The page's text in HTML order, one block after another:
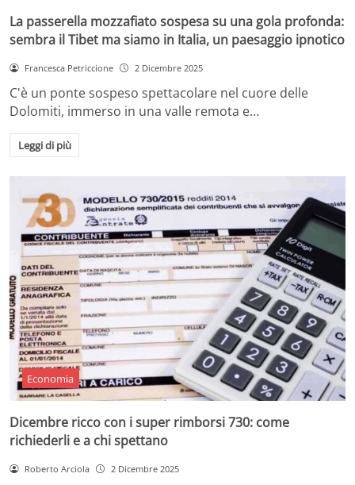
La passerella mozzafiato sospesa su una gola profonda:
sembra il Tibet ma siamo in Italia, un paesaggio ipnotico
Francesca Petriccione 2 Dicembre 2025
C'è un ponte sospeso spettacolare nel cuore delle
Dolomiti, immerso in una valle remota e…
Leggi di più
Economia
Dicembre ricco con i super rimborsi 730: come
richiederli e a chi spettano
Roberto Arciola 2 Dicembre 2025